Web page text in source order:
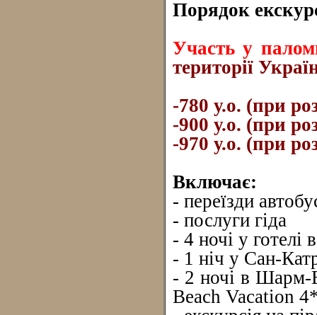
Порядок
Участь у
території
-780 у.о. (при
-900 у.о. (при
-970 у.о. (при
Включає:
- переїзди
- послуги гіда
- 4 ночі у готелі
- 1 ніч у Сан-
- 2 ночі в Шарм-
Beach Vacation